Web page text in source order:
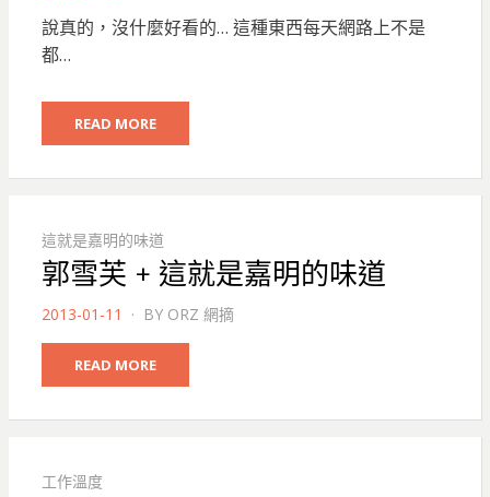
說真的，沒什麼好看的… 這種東西每天網路上不是
都…
READ MORE
這就是嘉明的味道
郭雪芙 + 這就是嘉明的味道
POSTED
2013-01-11 BY ORZ 網摘
READ MORE
工作溫度